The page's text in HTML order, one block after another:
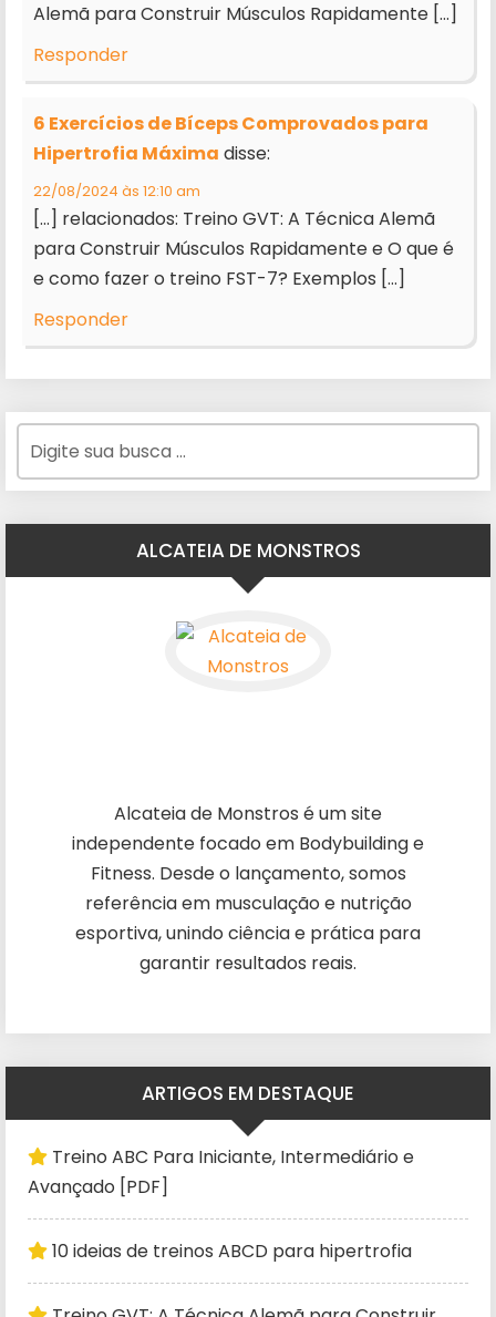
Alemã para Construir Músculos Rapidamente […]
Responder
6 Exercícios de Bíceps Comprovados para
Hipertrofia Máxima disse:
22/08/2024 às 12:10 am
[…] relacionados: Treino GVT: A Técnica Alemã
para Construir Músculos Rapidamente e O que é
e como fazer o treino FST-7? Exemplos […]
Responder
ALCATEIA DE MONSTROS
Alcateia de Monstros é um site
independente focado em Bodybuilding e
Fitness. Desde o lançamento, somos
referência em musculação e nutrição
esportiva, unindo ciência e prática para
garantir resultados reais.
ARTIGOS EM DESTAQUE
Treino ABC Para Iniciante, Intermediário e
Avançado [PDF]
10 ideias de treinos ABCD para hipertrofia